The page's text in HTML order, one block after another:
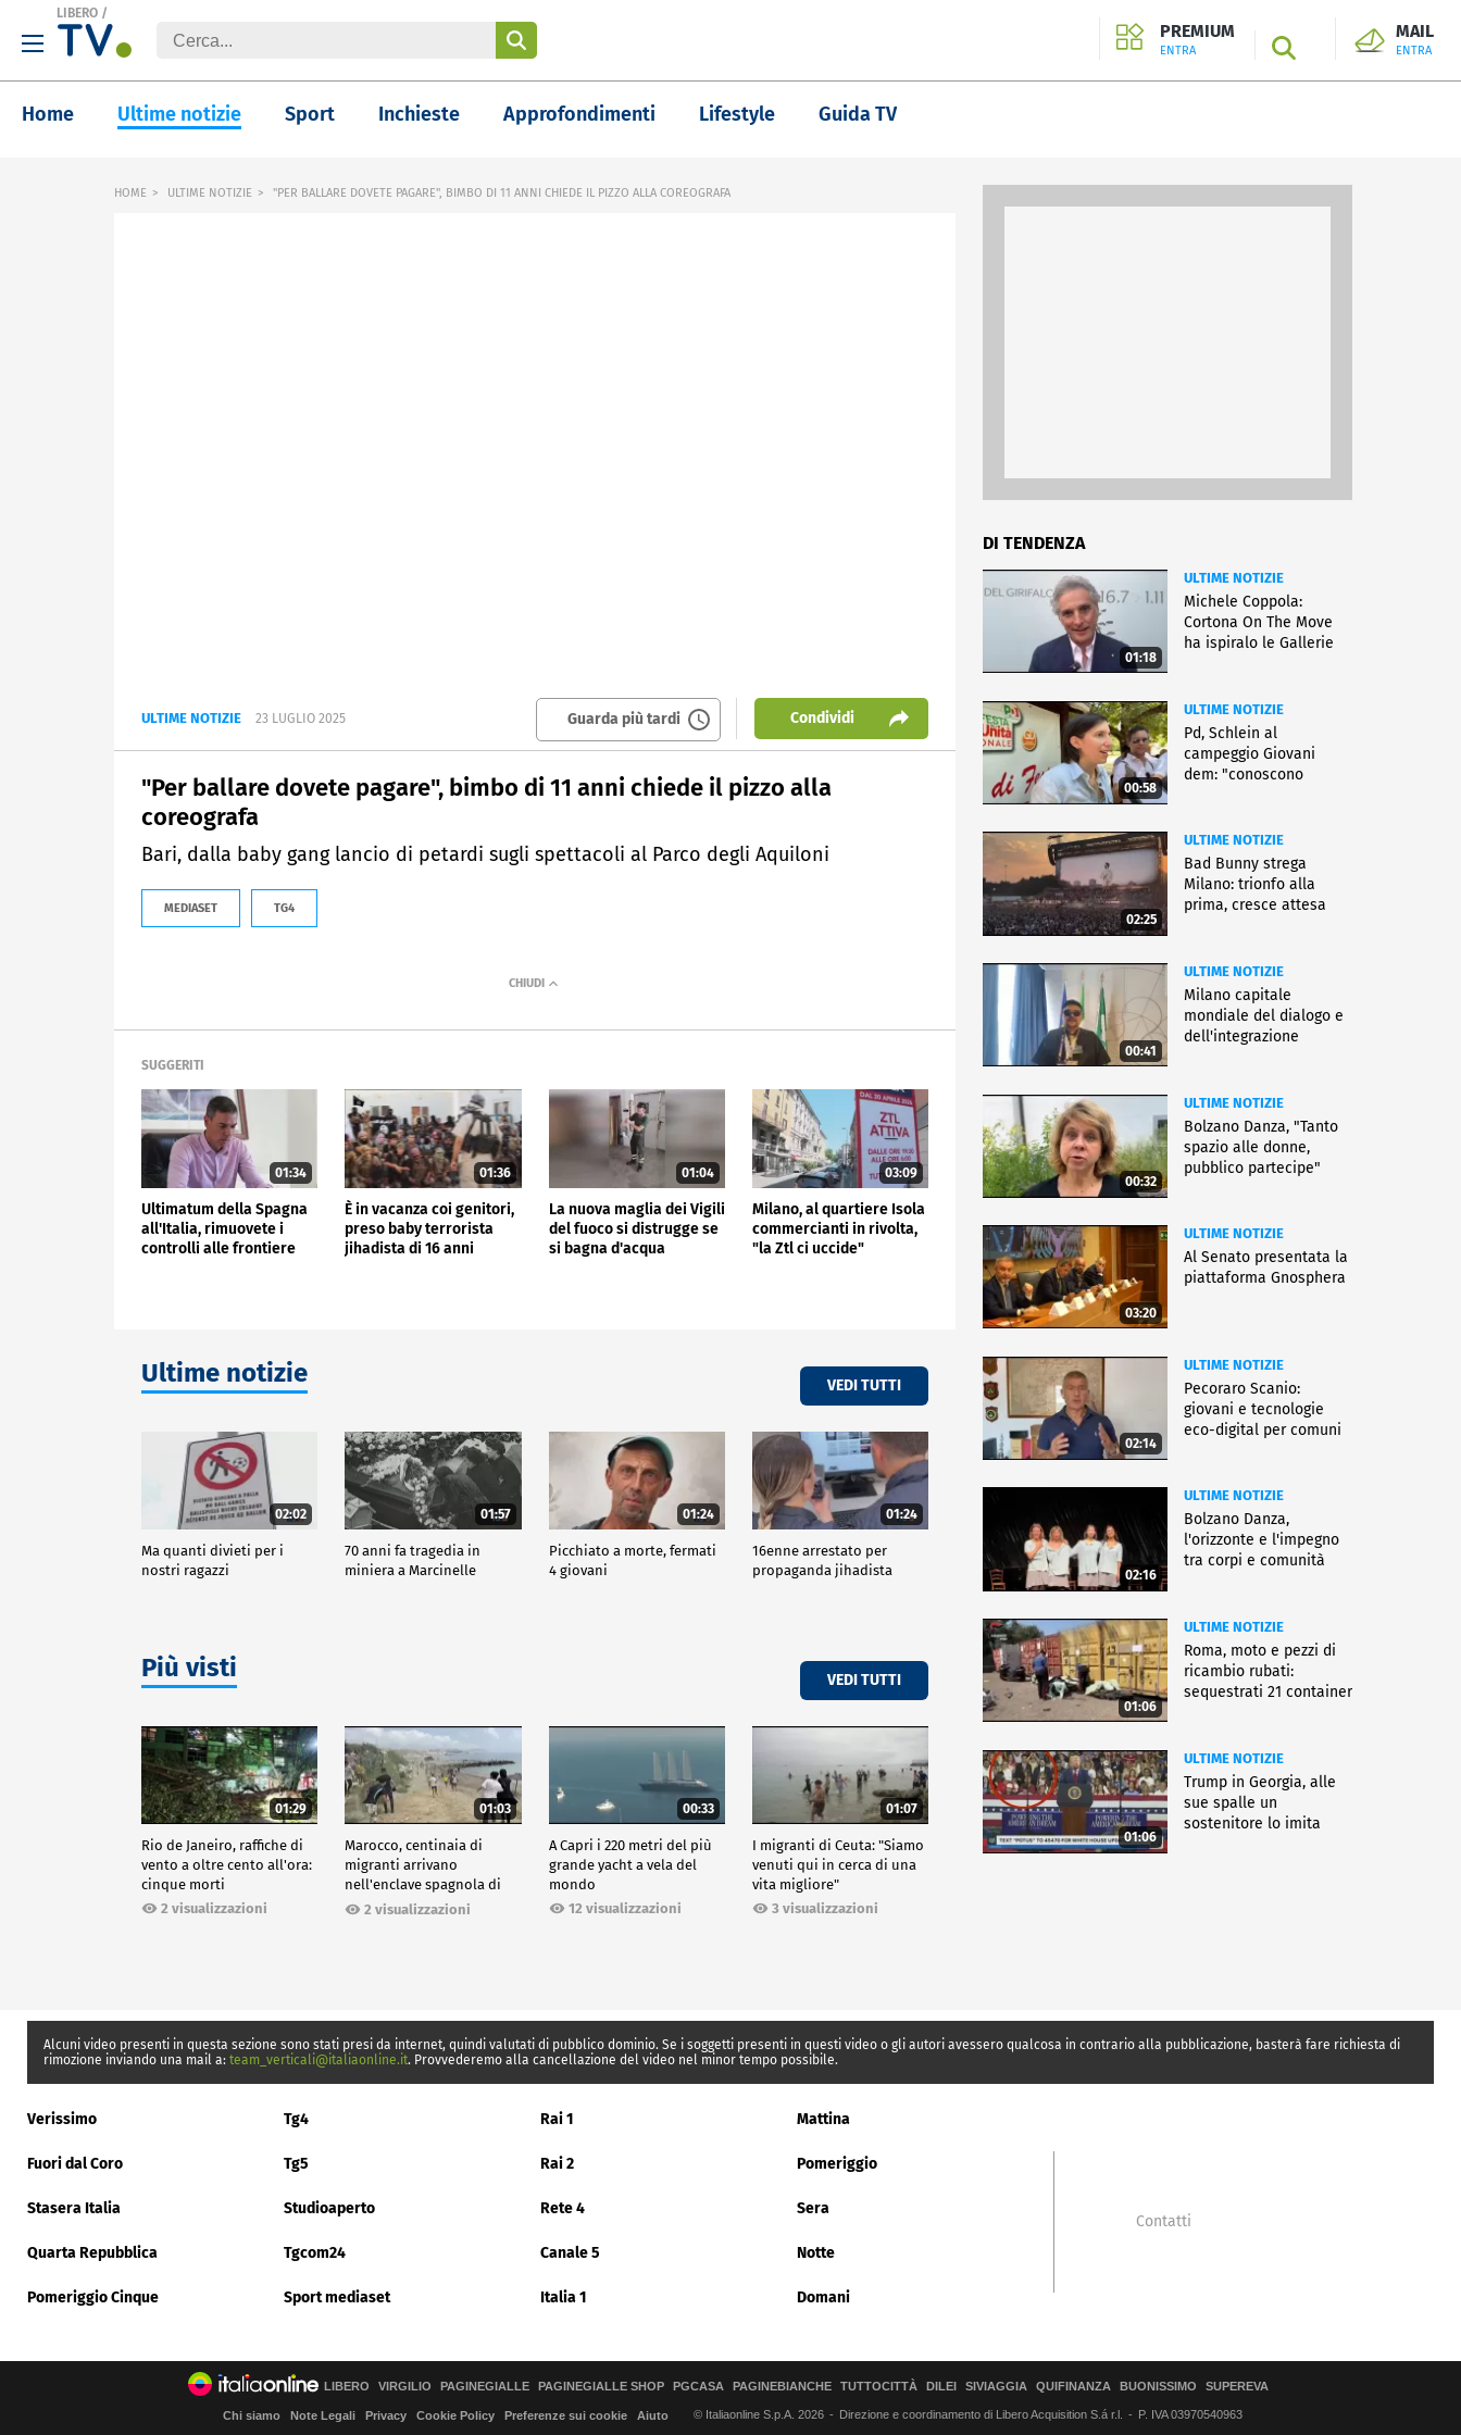
LIBERO /
PREMIUM
ENTRA SEARCH
MAIL
ENTRA
Home Ultime notizie Sport Inchieste Approfondimenti Lifestyle Guida TV
HOME ULTIME NOTIZIE "PER BALLARE DOVETE PAGARE", BIMBO DI 11 ANNI CHIEDE IL PIZZO ALLA COREOGRAFA
ULTIME NOTIZIE 23 LUGLIO 2025 Guarda più tardi Condividi
"Per ballare dovete pagare", bimbo di 11 anni chiede il pizzo alla
coreografa
Bari, dalla baby gang lancio di petardi sugli spettacoli al Parco degli Aquiloni
MEDIASET TG4
SUGGERITI
01:34
Ultimatum della Spagna
all'Italia, rimuovete i
controlli alle frontiere
01:36
È in vacanza coi genitori,
preso baby terrorista
jihadista di 16 anni
01:04
La nuova maglia dei Vigili
del fuoco si distrugge se
si bagna d'acqua
03:09
Milano, al quartiere Isola
commercianti in rivolta,
"la Ztl ci uccide"
Ultime notizie VEDI TUTTI
02:02
Ma quanti divieti per i
nostri ragazzi
01:57
70 anni fa tragedia in
miniera a Marcinelle
01:24
Picchiato a morte, fermati
4 giovani
01:24
16enne arrestato per
propaganda jihadista
Più visti VEDI TUTTI
01:29
Rio de Janeiro, raffiche di
vento a oltre cento all'ora:
cinque morti
2 visualizzazioni
01:03
Marocco, centinaia di
migranti arrivano
nell'enclave spagnola di
Ceuta2 visualizzazioni
00:33
A Capri i 220 metri del più
grande yacht a vela del
mondo
12 visualizzazioni
01:07
I migranti di Ceuta: "Siamo
venuti qui in cerca di una
vita migliore"
3 visualizzazioni
DI TENDENZA
01:18
ULTIME NOTIZIE
Michele Coppola:
Cortona On The Move
ha ispiralo le Gallerie
00:58
ULTIME NOTIZIE
Pd, Schlein al
campeggio Giovani
dem: "conoscono
02:25
ULTIME NOTIZIE
Bad Bunny strega
Milano: trionfo alla
prima, cresce attesa
00:41
ULTIME NOTIZIE
Milano capitale
mondiale del dialogo e
dell'integrazione
00:32
ULTIME NOTIZIE
Bolzano Danza, "Tanto
spazio alle donne,
pubblico partecipe"
03:20
ULTIME NOTIZIE
Al Senato presentata la
piattaforma Gnosphera
02:14
ULTIME NOTIZIE
Pecoraro Scanio:
giovani e tecnologie
eco-digital per comuni
02:16
ULTIME NOTIZIE
Bolzano Danza,
l'orizzonte e l'impegno
tra corpi e comunità
01:06
ULTIME NOTIZIE
Roma, moto e pezzi di
ricambio rubati:
sequestrati 21 container
01:06
ULTIME NOTIZIE
Trump in Georgia, alle
sue spalle un
sostenitore lo imita
Alcuni video presenti in questa sezione sono stati presi da internet, quindi valutati di pubblico dominio. Se i soggetti presenti in questi video o gli autori avessero qualcosa in contrario alla pubblicazione, basterà fare richiesta di
rimozione inviando una mail a: team_verticali@italiaonline.it. Provvederemo alla cancellazione del video nel minor tempo possibile.
Verissimo Tg4 Rai 1 Mattina
Fuori dal Coro Tg5 Rai 2 Pomeriggio
Stasera Italia Studioaperto Rete 4 Sera
Quarta Repubblica Tgcom24 Canale 5 Notte
Pomeriggio Cinque Sport mediaset Italia 1 Domani
Contatti
LIBERO VIRGILIO PAGINEGIALLE PAGINEGIALLE SHOP PGCASA PAGINEBIANCHE TUTTOCITTÀ DILEI SIVIAGGIA QUIFINANZA BUONISSIMO SUPEREVA
Chi siamo Note Legali Privacy Cookie Policy Preferenze sui cookie Aiuto © Italiaonline S.p.A. 2026 Direzione e coordinamento di Libero Acquisition S.á r.l. P. IVA 03970540963